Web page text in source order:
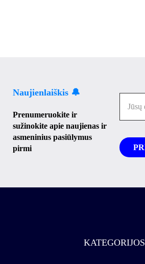
Naujienlaiškis 🔔
Prenumeruokite ir
sužinokite apie naujienas ir
asmeninius pasiūlymus
pirmi
KATEGORIJOS